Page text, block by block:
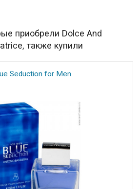
приобрели Dolce And
также купили
Seduction for Men